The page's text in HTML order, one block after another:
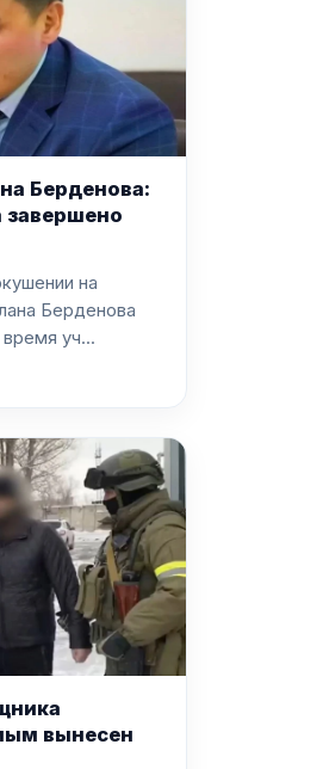
Берденова:
завершено
на
Берденова
уч...
вынесен